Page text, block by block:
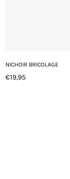
NICHOIR BRICOLAGE
Prix
€19,95